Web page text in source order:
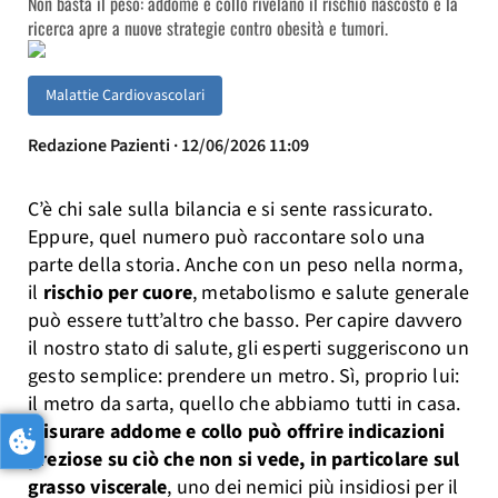
ricerca apre a nuove strategie contro obesità e tumori.
Malattie Cardiovascolari
Redazione Pazienti · 12/06/2026 11:09
C’è chi sale sulla bilancia e si sente rassicurato.
Eppure, quel numero può raccontare solo una
parte della storia. Anche con un peso nella norma,
il rischio per cuore, metabolismo e salute generale
può essere tutt’altro che basso. Per capire davvero
il nostro stato di salute, gli esperti suggeriscono un
gesto semplice: prendere un metro. Sì, proprio lui:
il metro da sarta, quello che abbiamo tutti in casa.
Misurare addome e collo può offrire indicazioni
preziose su ciò che non si vede, in particolare sul
grasso viscerale, uno dei nemici più insidiosi per il